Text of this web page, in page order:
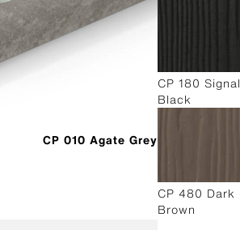
CP 010 Agate Grey
CP 180 Signal
Black
CP 480 Dark
Brown